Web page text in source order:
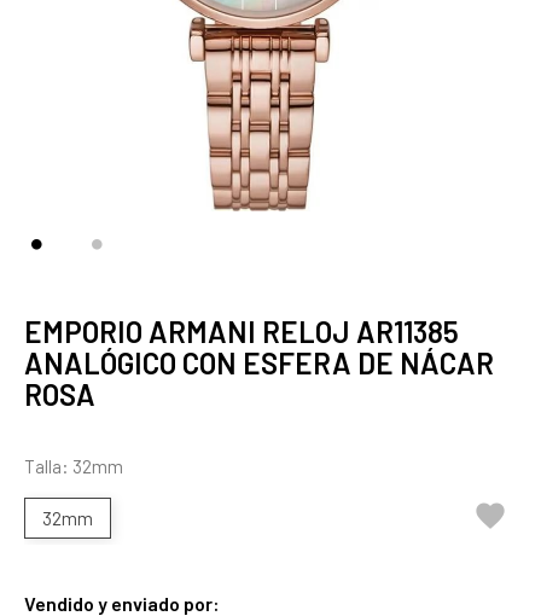
EMPORIO ARMANI RELOJ AR11385
ANALÓGICO CON ESFERA DE NÁCAR
ROSA
Talla: 32mm
32mm 
Vendido y enviado por: